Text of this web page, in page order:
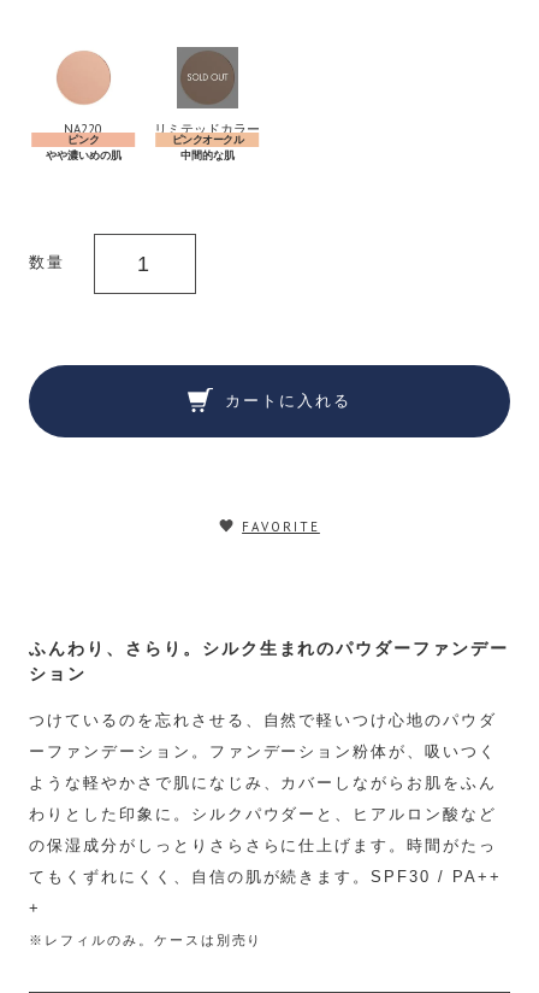
NA220 リミテッドカラー
数量
カートに入れる
FAVORITE
ふんわり、さらり。シルク生まれのパウダーファンデー
ション
つけているのを忘れさせる、自然で軽いつけ心地のパウダ
ーファンデーション。ファンデーション粉体が、吸いつく
ような軽やかさで肌になじみ、カバーしながらお肌をふん
わりとした印象に。シルクパウダーと、ヒアルロン酸など
の保湿成分がしっとりさらさらに仕上げます。時間がたっ
てもくずれにくく、自信の肌が続きます。SPF30 / PA++
+
※レフィルのみ。ケースは別売り